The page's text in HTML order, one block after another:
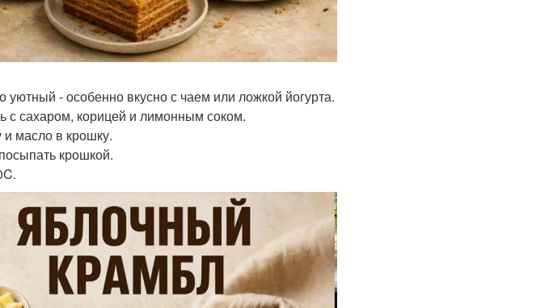
- особенно вкусно с чаем или ложкой йогурта.
с сахаром, корицей и лимонным соком.
и масло в крошку.
крошкой.